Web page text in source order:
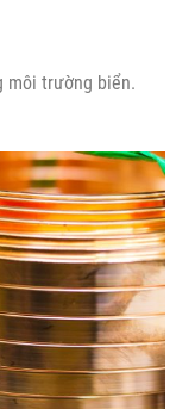
môi trường biển.